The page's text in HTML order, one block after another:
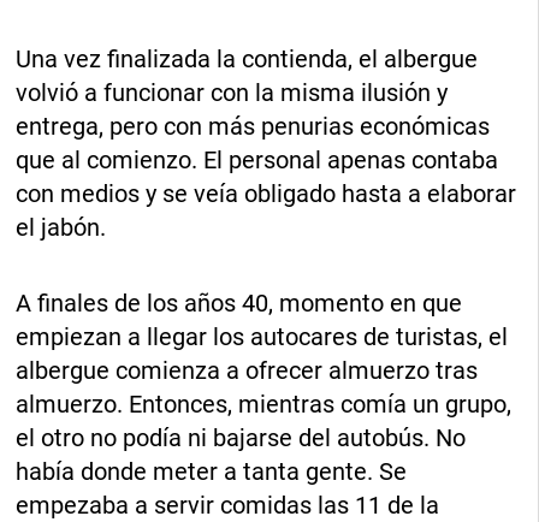
Una vez finalizada la contienda, el albergue
volvió a funcionar con la misma ilusión y
entrega, pero con más penurias económicas
que al comienzo. El personal apenas contaba
con medios y se veía obligado hasta a elaborar
el jabón.
A finales de los años 40, momento en que
empiezan a llegar los autocares de turistas, el
albergue comienza a ofrecer almuerzo tras
almuerzo. Entonces, mientras comía un grupo,
el otro no podía ni bajarse del autobús. No
había donde meter a tanta gente. Se
empezaba a servir comidas las 11 de la